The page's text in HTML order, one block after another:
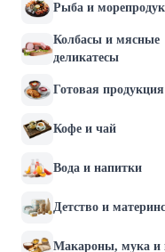
Рыба и
Колбасы и мясные
деликатесы
Готовая продукция
Кофе и чай
Вода и напитки
Детство и
Макароны, мука и